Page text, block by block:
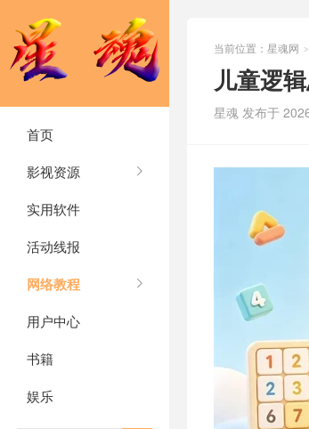
首页
影视资源
实用软件
活动线报
网络教程
用户中心
书籍
娱乐
当前位置： 星魂网 >
儿童逻
星魂 发布于